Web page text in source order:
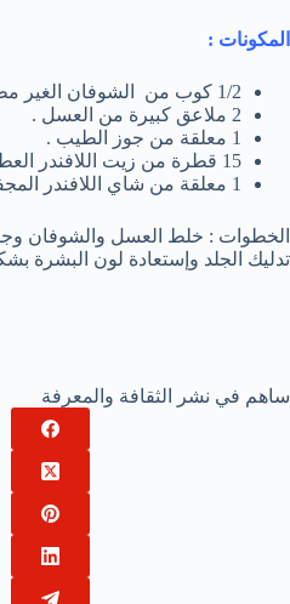
المكونات :
1/2 كوب من الشوفان الغير مطبوخ .
2 ملاعق كبيرة من العسل .
1 معلقة من جوز الطيب .
15 قطرة من زيت اللافندر العطري .
1 معلقة من شاي اللافندر المجفف .
الخطوات : خلط العسل والشوفان
تدليك الجلد وإستعادة لون البشرة
ساهم في نشر الثقافة والمعرفة